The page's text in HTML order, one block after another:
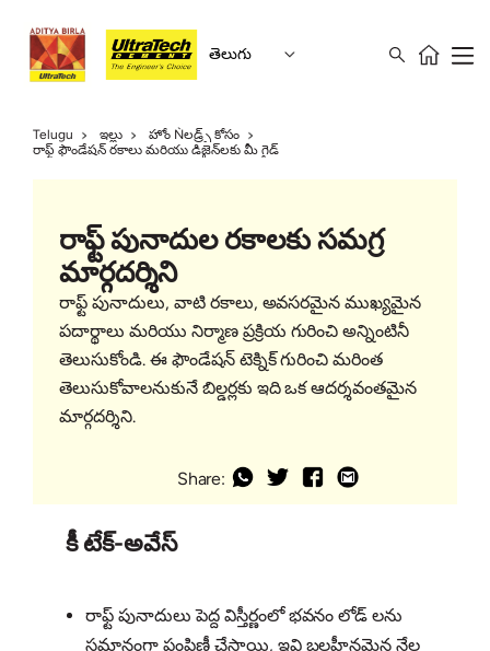
తెలుగు
Telugu ఇల్లు
హోం Ǹలడ్ర్స్ కోసం
రాఫ్ట్ ఫౌండేషన్ రకాలు మరియు డిజైన్‌లకు మీ గైడ్
రాఫ్ట్ పునాదుల రకాలకు సమగ్ర
మార్గదర్శిని
రాఫ్ట్ పునాదులు, వాటి రకాలు, అవసరమైన ముఖ్యమైన
పదార్థాలు మరియు నిర్మాణ ప్రక్రియ గురించి అన్నింటినీ
తెలుసుకోండి. ఈ ఫౌండేషన్ టెక్నిక్ గురించి మరింత
తెలుసుకోవాలనుకునే బిల్డర్లకు ఇది ఒక ఆదర్శవంతమైన
మార్గదర్శిని.
Share:
కీ టేక్‌-అవేస్
రాఫ్ట్ పునాదులు పెద్ద విస్తీర్ణంలో భవనం లోడ్ లను
సమానంగా పంపిణీ చేస్తాయి, ఇవి బలహీనమైన నేల